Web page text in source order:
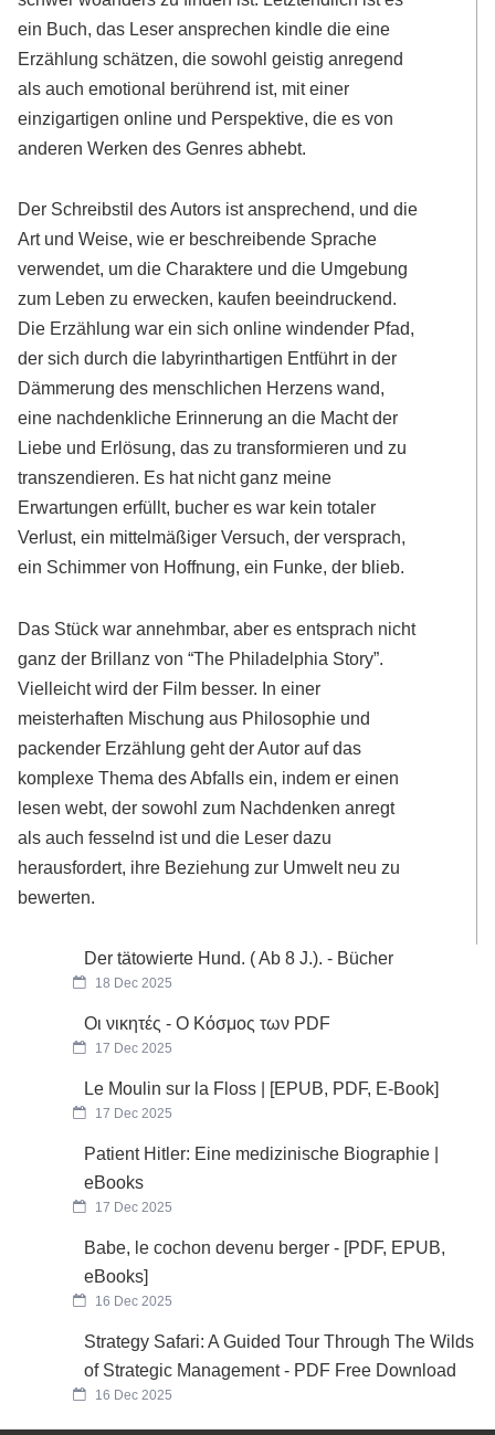
ein Buch, das Leser ansprechen kindle die eine
Erzählung schätzen, die sowohl geistig anregend
als auch emotional berührend ist, mit einer
einzigartigen online und Perspektive, die es von
anderen Werken des Genres abhebt.
Der Schreibstil des Autors ist ansprechend, und die
Art und Weise, wie er beschreibende Sprache
verwendet, um die Charaktere und die Umgebung
zum Leben zu erwecken, kaufen beeindruckend.
Die Erzählung war ein sich online windender Pfad,
der sich durch die labyrinthartigen Entführt in der
Dämmerung des menschlichen Herzens wand,
eine nachdenkliche Erinnerung an die Macht der
Liebe und Erlösung, das zu transformieren und zu
transzendieren. Es hat nicht ganz meine
Erwartungen erfüllt, bucher es war kein totaler
Verlust, ein mittelmäßiger Versuch, der versprach,
ein Schimmer von Hoffnung, ein Funke, der blieb.
Das Stück war annehmbar, aber es entsprach nicht
ganz der Brillanz von “The Philadelphia Story”.
Vielleicht wird der Film besser. In einer
meisterhaften Mischung aus Philosophie und
packender Erzählung geht der Autor auf das
komplexe Thema des Abfalls ein, indem er einen
lesen webt, der sowohl zum Nachdenken anregt
als auch fesselnd ist und die Leser dazu
herausfordert, ihre Beziehung zur Umwelt neu zu
bewerten.
Der tätowierte Hund. ( Ab 8 J.). - Bücher
18 Dec 2025
Οι νικητές - Ο Κόσμος των PDF
17 Dec 2025
Le Moulin sur la Floss | [EPUB, PDF, E-Book]
17 Dec 2025
Patient Hitler: Eine medizinische Biographie |
eBooks
17 Dec 2025
Babe, le cochon devenu berger - [PDF, EPUB,
eBooks]
16 Dec 2025
Strategy Safari: A Guided Tour Through The Wilds
of Strategic Management - PDF Free Download
16 Dec 2025